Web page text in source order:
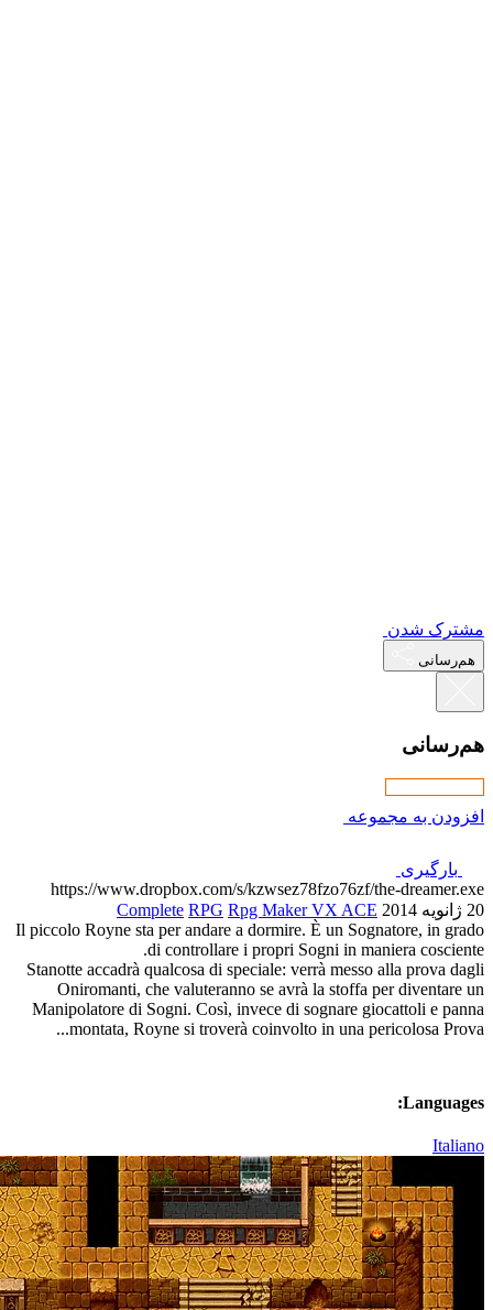
https://www.dropbox.com/s/
Complete RPG
Rpg
Il piccolo Royne sta per andare a
di controllare i
Stanotte accadrà qualcosa di
Oniromanti, che valuteranno
Manipolatore di Sogni. Così,
montata, Royne si troverà